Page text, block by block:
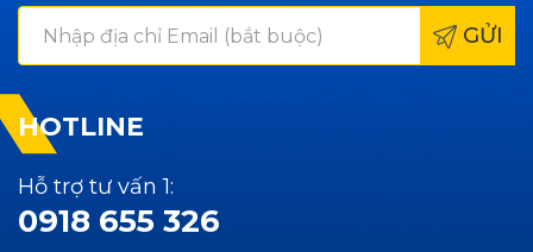
GỬI
HOTLINE
Hỗ trợ tư vấn 1:
0918 655 326